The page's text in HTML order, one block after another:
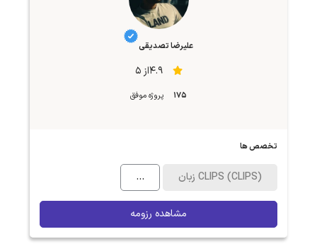
علیرضا تصدیقی
4.9از 5
175 پروژه موفق
تخصص ها
زبان CLIPS (CLIPS) ...
مشاهده رزومه